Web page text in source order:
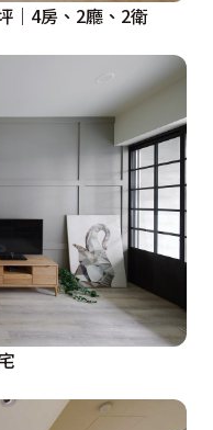
｜4房、2廳、2衛